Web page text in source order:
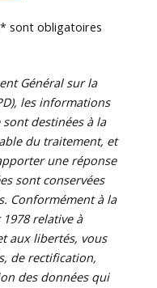
sont obligatoires
Général sur la
les informations
destinées à la
du traitement, et
une réponse
sont conservées
Conformément à la
relative à
aux libertés, vous
de rectification,
des données qui